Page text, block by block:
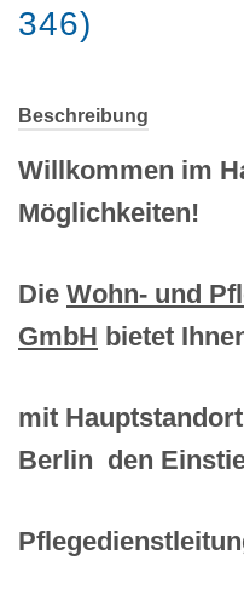
346)
Beschreibung
Willkommen im
Möglichkeiten!
Die Wohn- und
GmbH bietet
mit
Berlin den